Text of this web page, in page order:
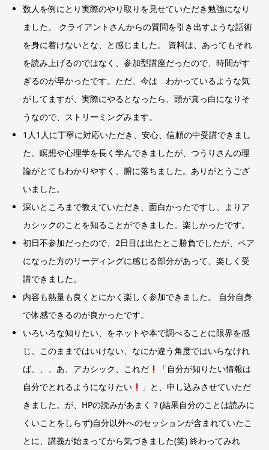
数人を例にとり実際のやり取りを見せていただき勉強になり
ました。 クライアントさんからの質問を引き出すような話術
を身に着けないとな、と感じました。 資料は、あってもそれ
を読み上げるのではなく、参加型講座だったので、時間がす
ぎるのが早かったです。ただ、今は わかっているような気
がしてますが、実際にやるとなったら、頭が真っ白になりそ
うなので、ストリーミングみます。
1人1人に丁寧に対応いただき、安心、信頼の中受講できまし
た。瞑想や心理学を長く学んできましたが、つうりさんの理
論がとてもわかりやすく、腑に落ちました。ありがとうござ
いました。
深いところまで教えていただき、面白かったですし、よりア
カシックのことを知ることができました。楽しかったです。
初日不参加だったので、2日目は出たとこ勝負でしたが、ペア
になった方のリーディングに感じる部分があって、楽しく受
講できました。
内容も熱量も良くとにかく楽しく参加できました。 自分自身
で体感できるのが良かったです。
いろいろな知りたい、をネットや本で調べることに限界を感
じ、このままではいけない、なにか違う角度ではいらなけれ
ば、、、あ、アカシック、これだ
「自分が知りたい情報は
自分でとれるようになりたい
」と、申し込みさせていただ
きました。が、HPの読みがあまく？(結果自分のことは読みに
くいことをしらず)自分以外へのセッションが含まれていたこ
とに、講義が始まってから気づきました(笑) 終わってみれ